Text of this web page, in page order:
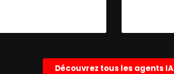
Découvrez tous les agents IA